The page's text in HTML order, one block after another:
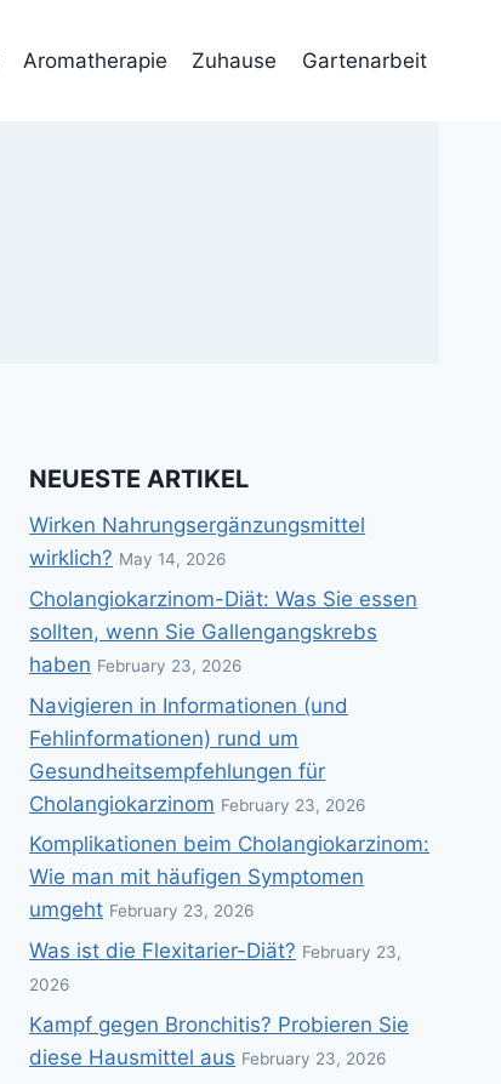
Aromatherapie Zuhause Gartenarbeit
NEUESTE ARTIKEL
Wirken Nahrungsergänzungsmittel
wirklich? May 14, 2026
Cholangiokarzinom-Diät: Was Sie essen
sollten, wenn Sie Gallengangskrebs
haben February 23, 2026
Navigieren in Informationen (und
Fehlinformationen) rund um
Gesundheitsempfehlungen für
Cholangiokarzinom February 23, 2026
Komplikationen beim Cholangiokarzinom:
Wie man mit häufigen Symptomen
umgeht February 23, 2026
Was ist die Flexitarier-Diät? February 23,
2026
Kampf gegen Bronchitis? Probieren Sie
diese Hausmittel aus February 23, 2026